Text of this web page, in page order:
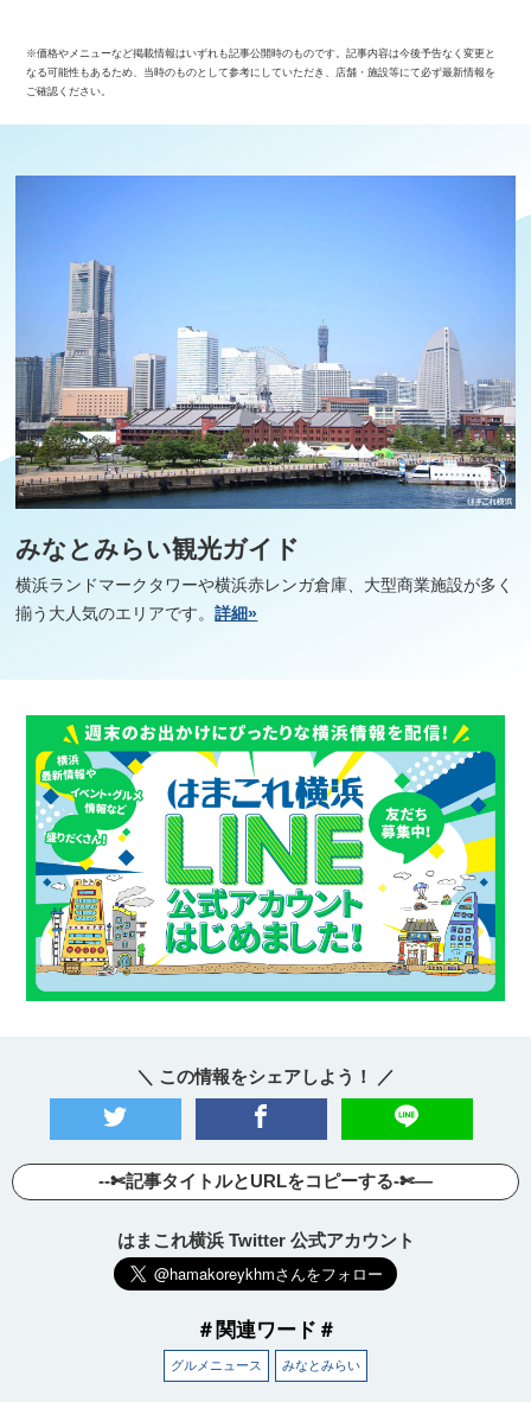
※価格やメニューなど掲載情報はいずれも記事公開時のものです。記事内容は今後予告なく変更と
なる可能性もあるため、当時のものとして参考にしていただき、店舗・施設等にて必ず最新情報を
ご確認ください。
みなとみらい観光ガイド
横浜ランドマークタワーや横浜赤レンガ倉庫、大型商業施設が多く
揃う大人気のエリアです。詳細»
＼ この情報をシェアしよう！ ／
--✄記事タイトルとURLをコピーする-✄—
はまこれ横浜 Twitter 公式アカウント
＃関連ワード＃
グルメニュース みなとみらい